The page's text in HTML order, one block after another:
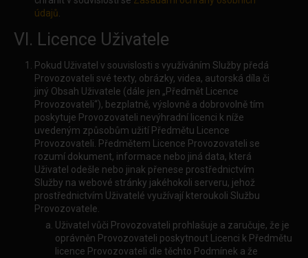
údajů
VI. Licence Uživatele
Pokud Uživatel v souvislosti s využíváním Služby předá
Provozovateli své texty, obrázky, videa, autorská díla či
jiný Obsah Uživatele (dále jen „Předmět Licence
Provozovateli“), bezplatně, výslovně a dobrovolně tím
poskytuje Provozovateli nevýhradní licenci k níže
uvedeným způsobům užití Předmětu Licence
Provozovateli. Předmětem Licence Provozovateli se
rozumí dokument, informace nebo jiná data, která
Uživatel odešle nebo jinak přenese prostřednictvím
Služby na webové stránky jakéhokoli serveru, jehož
prostřednictvím Uživatelé využívají kteroukoli Službu
Provozovatele.
Uživatel vůči Provozovateli prohlašuje a zaručuje, že je
oprávněn Provozovateli poskytnout Licenci k Předmětu
licence Provozovateli dle těchto Podmínek a že